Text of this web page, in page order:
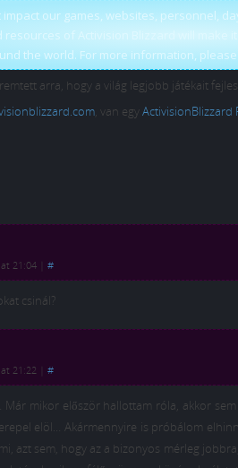
our games, websites, personnel,
of Activision Blizzard will
the world. For more information, please
arra, hogy a világ legjobb játékait
, van egyActivisionBlizzard
21:04 #
csinál?
21:22 #
mikor először hallottam róla, akkor
elöl… Akármennyire is próbálom
azt sem, hogy az a bizonyos mérleg